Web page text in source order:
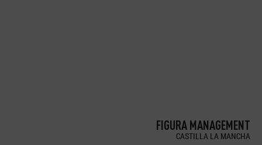
FIGURA MANAGEMENT
CASTILLA LA MANCHA